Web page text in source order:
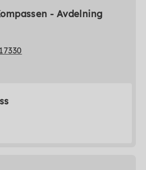
- Avdelning